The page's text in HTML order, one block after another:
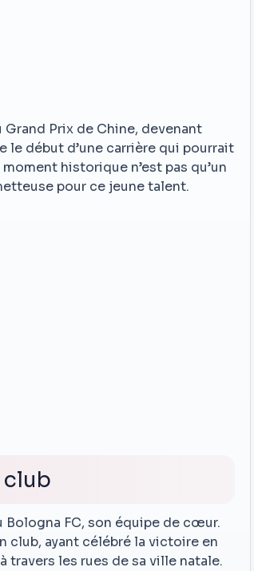
Prix de Chine, devenant
le début d’une carrière qui pourrait
historique n’est pas qu’un
pour ce jeune talent.
club
Bologna FC, son équipe de cœur.
club, ayant célébré la victoire en
travers les rues de sa ville natale.